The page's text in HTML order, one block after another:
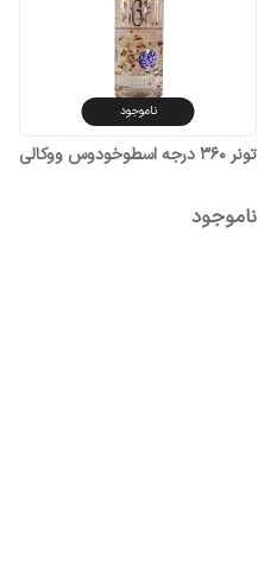
ناموجود
تونر 360 درجه اسطوخودوس ووکالی
ناموجود